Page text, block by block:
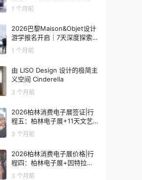
趋势
1 个月前
2026巴黎Maison&Objet设计
游学报名开启｜7天深度探索
全球家居设计趋势
1 个月前
由 LISO Design 设计的极简主
义空间 Cinderella
3 个月前
2026柏林消费电子展签证|行
程五：柏林电子展+11天文艺
复兴之旅
3 个月前
2026柏林消费电子展价格|行
程四：柏林电子展+因特拉肯1
0天浪漫之旅
3 个月前